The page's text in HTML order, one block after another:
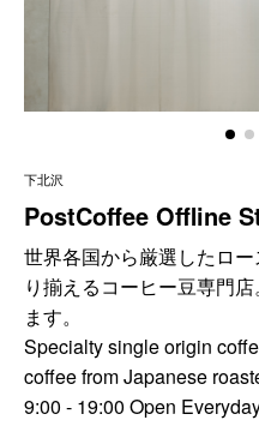
CFFBNS
ギフトセット
リキッド
特集
下北沢
PostCoffee Offline
世界各国から厳選したロ
り揃えるコーヒー豆専門
ます。
Specialty single origin
coffee from Japanese
9:00 - 19:00 Open